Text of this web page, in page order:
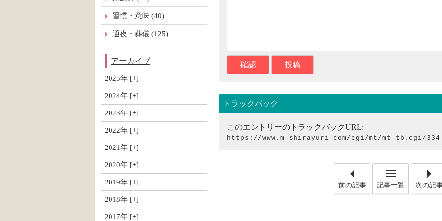
トラックバック
このエントリーのトラックバックURL:
https://www.m-shirayuri.com/cgi/mt/mt-tb.cgi/334
前の記事 記事一覧 次の記
習慣・意味 (40)
通夜・葬儀 (125)
アーカイブ
2025年
2024年
2023年
2022年
2021年
2020年
2019年
2018年
2017年